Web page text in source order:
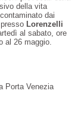
della vita
dai
Lorenzelli
al sabato, ore
al 26 maggio.
Porta Venezia